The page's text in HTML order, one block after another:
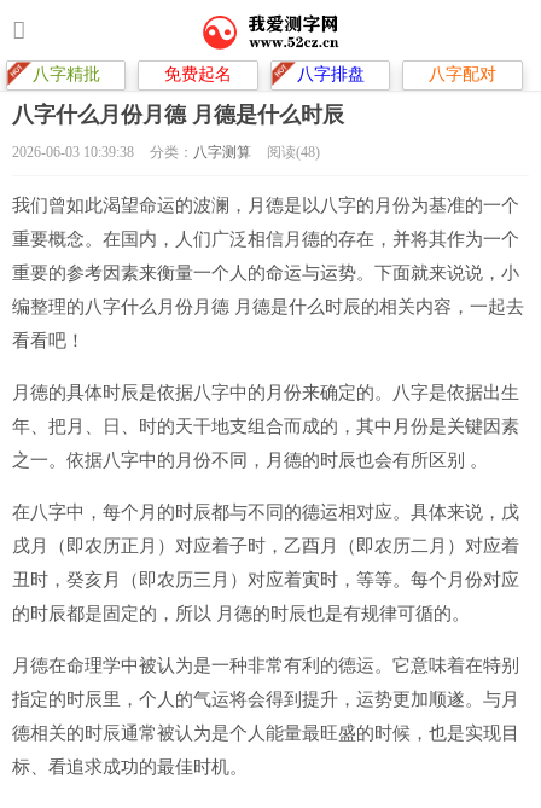
八字精批 免费起名 八字排盘 八字配对
八字什么月份月德 月德是什么时辰
2026-06-03 10:39:38 分类： 八字测算 阅读(48)
我们曾如此渴望命运的波澜，月德是以八字的月份为基准的一个
重要概念。在国内，人们广泛相信月德的存在，并将其作为一个
重要的参考因素来衡量一个人的命运与运势。下面就来说说，小
编整理的八字什么月份月德 月德是什么时辰的相关内容，一起去
看看吧！
月德的具体时辰是依据八字中的月份来确定的。八字是依据出生
年、把月、日、时的天干地支组合而成的，其中月份是关键因素
之一。依据八字中的月份不同，月德的时辰也会有所区别 。
在八字中，每个月的时辰都与不同的德运相对应。具体来说，戊
戌月（即农历正月）对应着子时，乙酉月（即农历二月）对应着
丑时，癸亥月（即农历三月）对应着寅时，等等。每个月份对应
的时辰都是固定的，所以 月德的时辰也是有规律可循的。
月德在命理学中被认为是一种非常有利的德运。它意味着在特别
指定的时辰里，个人的气运将会得到提升，运势更加顺遂。与月
德相关的时辰通常被认为是个人能量最旺盛的时候，也是实现目
标、看追求成功的最佳时机。